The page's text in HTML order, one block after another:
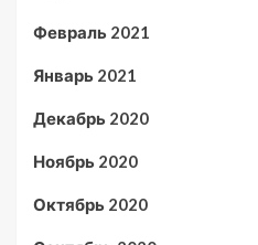
Февраль 2021
Январь 2021
Декабрь 2020
Ноябрь 2020
Октябрь 2020